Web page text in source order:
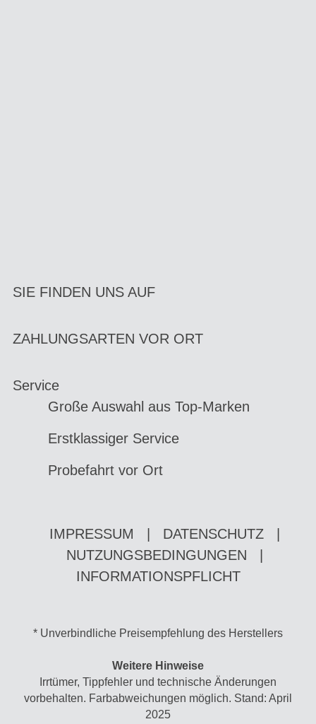
SIE FINDEN UNS AUF
ZAHLUNGSARTEN VOR ORT
Service
Große Auswahl aus Top-Marken
Erstklassiger Service
Probefahrt vor Ort
IMPRESSUM DATENSCHUTZ
NUTZUNGSBEDINGUNGEN
INFORMATIONSPFLICHT
* Unverbindliche Preisempfehlung des Herstellers
Weitere Hinweise
Irrtümer, Tippfehler und technische Änderungen
vorbehalten. Farbabweichungen möglich. Stand: April
2025